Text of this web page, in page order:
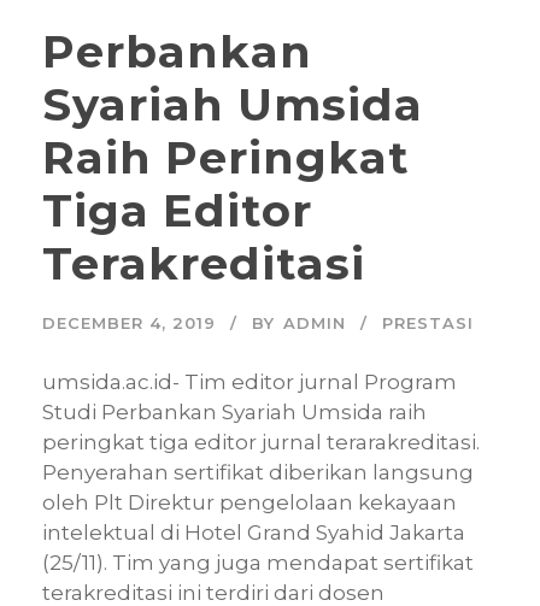
Perbankan
Syariah Umsida
Raih Peringkat
Tiga Editor
Terakreditasi
DECEMBER 4, 2019 BY ADMIN PRESTASI
umsida.ac.id- Tim editor jurnal Program
Studi Perbankan Syariah Umsida raih
peringkat tiga editor jurnal terarakreditasi.
Penyerahan sertifikat diberikan langsung
oleh Plt Direktur pengelolaan kekayaan
intelektual di Hotel Grand Syahid Jakarta
(25/11). Tim yang juga mendapat sertifikat
terakreditasi ini terdiri dari dosen